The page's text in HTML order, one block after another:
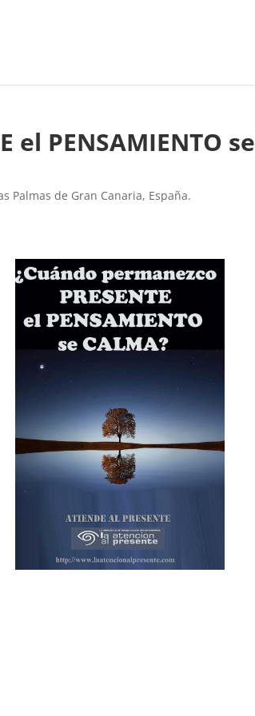
el PENSAMIENTO se
Palmas de Gran Canaria, España.